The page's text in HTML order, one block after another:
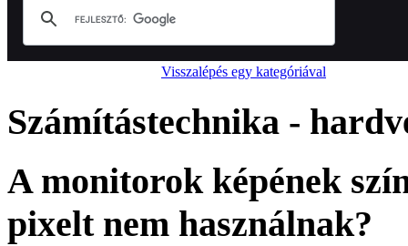
Visszalépés egy kategóriával
Számítástechnika -
A monitorok képének
pixelt nem használnak?